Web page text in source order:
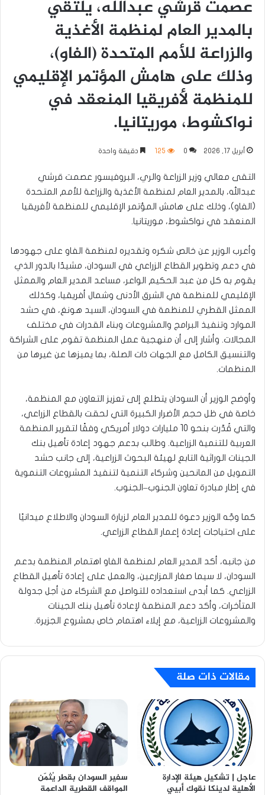
عصمت قرشي عبدالله، يلتقي
بالمدير العام لمنظمة الأغذية
والزراعة للأمم المتحدة (الفاو)،
وذلك على هامش المؤتمر الإقليمي
للمنظمة لأفريقيا المنعقد في
نواكشوط، موريتانيا.
أبريل 17, 2026 0
125 دقيقة واحدة
التقى معالي وزير الزراعة والري، البروفيسور عصمت قرشي
عبدالله، بالمدير العام لمنظمة الأغذية والزراعة للأمم المتحدة
(الفاو)، وذلك على هامش المؤتمر الإقليمي للمنظمة لأفريقيا
المنعقد في نواكشوط، موريتانيا.
وأعرب الوزير عن خالص شكره وتقديره لمنظمة الفاو على جهودها
في دعم وتطوير القطاع الزراعي في السودان، مشيدًا بالدور الذي
يقوم به كل من عبد الحكيم الواعر، مساعد المدير العام والممثل
الإقليمي للمنظمة في الشرق الأدنى وشمال أفريقيا، وكذلك
الممثل القطري للمنظمة في السودان، السيد هونغ، في حشد
الموارد وتنفيذ البرامج والمشروعات وبناء القدرات في مختلف
المجالات. وأشار إلى أن منهجية عمل المنظمة تقوم على الشراكة
والتنسيق الكامل مع الجهات ذات الصلة، بما يميزها عن غيرها من
المنظمات.
وأوضح الوزير أن السودان يتطلع إلى تعزيز التعاون مع المنظمة،
خاصة في ظل حجم الأضرار الكبيرة التي لحقت بالقطاع الزراعي،
والتي قُدّرت بنحو 10 مليارات دولار أمريكي وفقًا لتقرير المنظمة
العربية للتنمية الزراعية. وطالب بدعم جهود إعادة تأهيل بنك
الجينات الوراثية التابع لهيئة البحوث الزراعية، إلى جانب حشد
التمويل من المانحين وشركاء التنمية لتنفيذ المشروعات التنموية
في إطار مبادرة تعاون الجنوب–الجنوب.
كما وجّه الوزير دعوة للمدير العام لزيارة السودان والاطلاع ميدانيًا
على احتياجات إعادة إعمار القطاع الزراعي.
من جانبه، أكد المدير العام لمنظمة الفاو اهتمام المنظمة بدعم
السودان، لا سيما صغار المزارعين، والعمل على إعادة تأهيل القطاع
الزراعي. كما أبدى استعداده للتواصل مع الشركاء من أجل جدولة
المتأخرات، وأكد دعم المنظمة لإعادة تأهيل بنك الجينات
والمشروعات الزراعية، مع إيلاء اهتمام خاص بمشروع الجزيرة.
مقالات ذات صلة
عاجل | تشكيل هيئة الإدارة
الأهلية لدينكا نقوك أبيي
سفير السودان بقطر يُثمّن
المواقف القطرية الداعمة